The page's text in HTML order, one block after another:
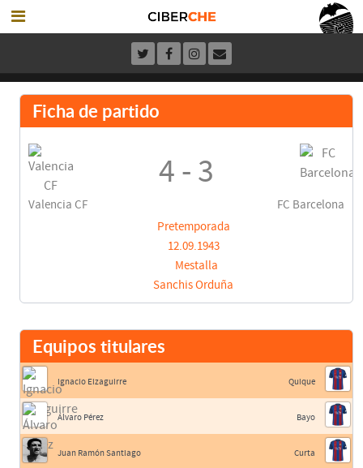
Ficha de partido
Valencia CF
4 - 3
FC Barcelona
Pretemporada
12.09.1943
Mestalla
Sanchis Orduña
Equipos titulares
Ignacio Eizaguirre
Álvaro Pérez
Juan Ramón Santiago
Quique
Bayo
Curta